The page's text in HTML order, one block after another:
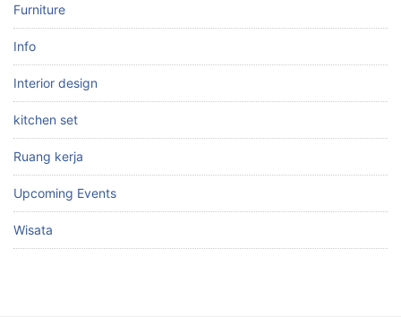
Furniture
Info
Interior design
kitchen set
Ruang kerja
Upcoming Events
Wisata